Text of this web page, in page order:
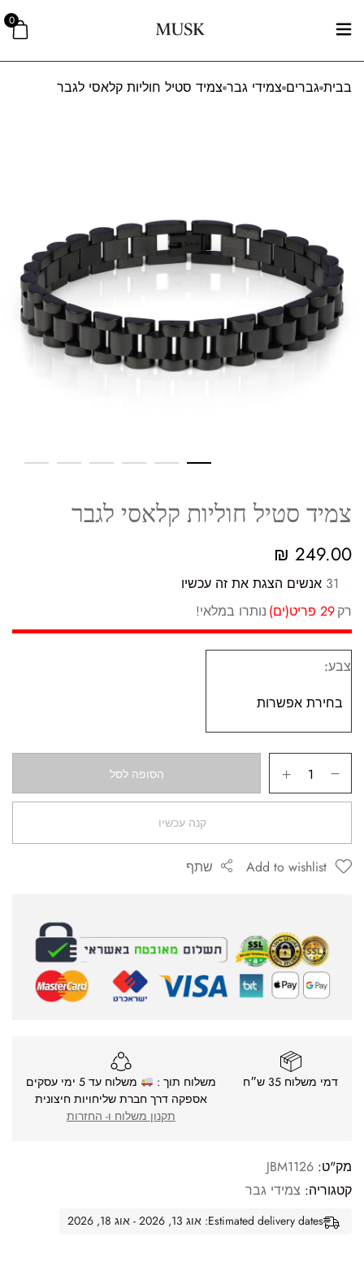
0
בבית גברים צמידי גבר צמיד סטיל חוליות קלאסי לגבר
צמיד סטיל חוליות קלאסי לגבר
249.00
₪
31 אנשים הצגת את זה עכשיו
רק29 פריט(ים) נותרו במלאי!
צבע
הסופה לסל
קנה עכשיו
Add to wishlist שתף
דמי משלוח 35 ש״ח משלוח תוך :
משלוח עד 5 ימי עסקים
אספקה דרך חברת שליחויות חיצונית
תקנון משלוח ו- החזרות
מק"ט: JBM1126
קטגוריה: צמידי גבר
Estimated delivery dates: אוג 13, 2026 - אוג 18, 2026